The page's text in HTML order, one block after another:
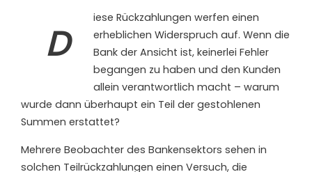
D
iese Rückzahlungen werfen einen
erheblichen Widerspruch auf. Wenn die
Bank der Ansicht ist, keinerlei Fehler
begangen zu haben und den Kunden
allein verantwortlich macht – warum
wurde dann überhaupt ein Teil der gestohlenen
Summen erstattet?
Mehrere Beobachter des Bankensektors sehen in
solchen Teilrückzahlungen einen Versuch, die